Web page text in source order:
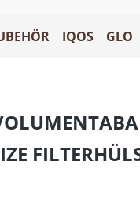
IQOS GLO